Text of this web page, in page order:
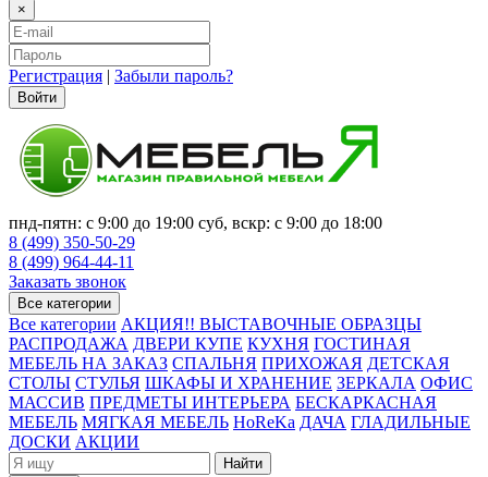
×
Регистрация | Забыли пароль?
Войти
пнд-пятн: с 9:00 до 19:00 суб, вскр: с 9:00 до 18:00
8 (499) 350-50-29
8 (499) 964-44-11
Заказать звонок
Все категории
Все категории АКЦИЯ!! ВЫСТАВОЧНЫЕ ОБРАЗЦЫ
РАСПРОДАЖА ДВЕРИ КУПЕ КУХНЯ ГОСТИНАЯ
МЕБЕЛЬ НА ЗАКАЗ СПАЛЬНЯ ПРИХОЖАЯ ДЕТСКАЯ
СТОЛЫ СТУЛЬЯ ШКАФЫ И ХРАНЕНИЕ ЗЕРКАЛА ОФИС
МАССИВ ПРЕДМЕТЫ ИНТЕРЬЕРА БЕСКАРКАСНАЯ
МЕБЕЛЬ МЯГКАЯ МЕБЕЛЬ HoReKa ДАЧА ГЛАДИЛЬНЫЕ
ДОСКИ АКЦИИ
Найти